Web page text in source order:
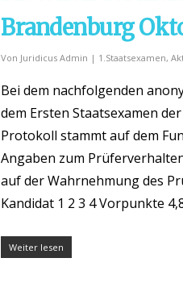
Brandenburg
Von Juridicus Admin | 1.Staatsexamen,
Bei dem nachfolgenden
dem Ersten Staatsexamen
Protokoll stammt auf dem
Angaben zum
auf der Wahrnehmung des
Kandidat 1 2 3 4 Vorpunkte
Weiter lesen